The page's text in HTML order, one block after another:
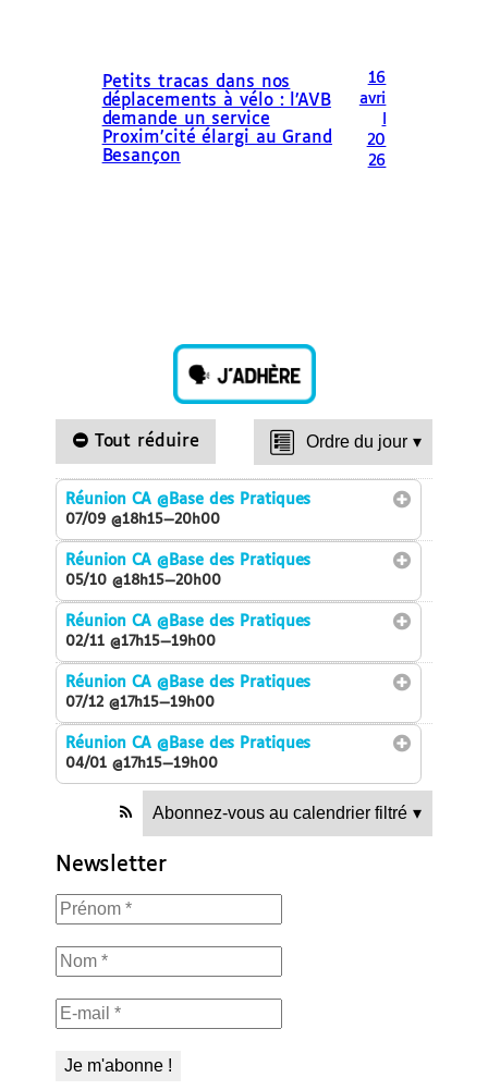
Petits tracas dans nos
déplacements à vélo : l’AVB
demande un service
Proxim’cité élargi au Grand
Besançon
16
avri
20
26
Tout réduire Ordre du jour ▾
Réunion CA@Base des Pratiques
07/09 @18h15—20h00
Réunion CA@Base des Pratiques
05/10 @18h15—20h00
Réunion CA@Base des Pratiques
02/11 @17h15—19h00
Réunion CA@Base des Pratiques
07/12 @17h15—19h00
Réunion CA@Base des Pratiques
04/01 @17h15—19h00
Abonnez-vous au calendrier filtré ▾
Newsletter